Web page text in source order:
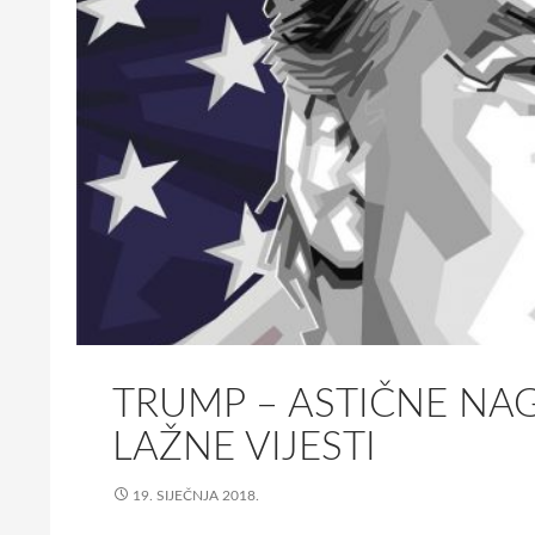
TRUMP – ASTIČNE
LAŽNE VIJESTI
19. SIJEČNJA 2018.